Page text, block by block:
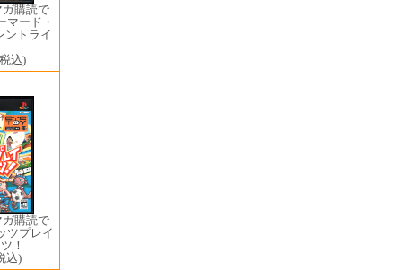
購読で
マード・
ントライ
込)
購読で
ツプレイ
！
込)